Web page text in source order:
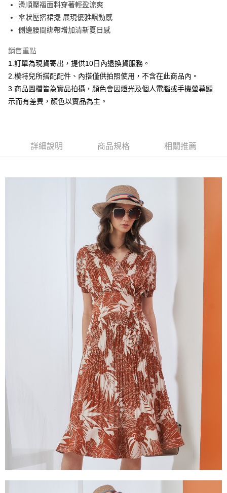
上海商業儲蓄銀行
國泰世華商業銀行
臺灣中小企業銀行
聯邦商業銀行
元大商業銀行
永豐商業銀行
台新國際商業銀行
中國信託商業銀行
台灣樂天信用卡公司
LINE Pay
Apple Pay
悠遊付
Google Pay
全盈+PAY
【大哥付你分期使用說明】
1.本服務由台灣大哥大提供，台灣大哥大用戶可立即使用無須另外申請。
成交易。
3.實際核准額度、可分期數及費用金額請依後續交易確認頁面所載為準。
4.訂單成立30分鐘內，如未前往確認交易或遇審核未通過，訂單將自動取
消。如遇「轉專審核」未通過狀況，表示未達大哥付你分期系統評分，恕無
1.分期款項不併入電信帳單，「大哥付你分期」於每月結算日後寄送繳費提
2.透過簡訊連結打開帳單後，可選擇「超商條碼／台灣大直營門市／銀行轉
帳／街口支付／iPASS MONEY」等通路繳費。
1.本服務係由「台灣大哥大股份有限公司」（以下簡稱本公司）所提供，讓
用戶於交易時，得透過本服務購買商品或服務，並由商店將買賣／分期付款
買賣價金債權讓與本公司後，依約使用本公司帳單繳交帳款。
2.基於同意付款使用「大哥付你分期」之契約關係目的，商店將以您的個人
資料（包含姓名、電話或地址）提供予台灣大哥大進項蒐集、處理及利用，
由本公司與您本人進行分期帳單所需資料之確認、核對及更正。
3.完整用戶服務條款，請詳閱以下連結：https://oppay.tw/userRule
AFTEE先享後付
１．簡單：不需註冊會員、不需綁卡、不需儲值。
２．便利：只要手機號碼，簡訊認證，即可結帳。
３．安心：先確認商品／服務後，再付款。
【「AFTEE先享後付」結帳流程】
１．於結帳方式選擇「AFTEE先享後付」後，將跳轉至「AFTEE先享後付」
結帳頁面，進行簡訊認證並確認金額後，即可完成結帳。
２．訂單成立數日內，您將收到繳費通知簡訊。
３．收到繳費通知簡訊後14天內，點擊此簡訊中的連結，可透過四大超商／
ATM／網路銀行／等多元方式進行付款，方視為交易完成。
※ 請注意：結帳手續完成當下不需立刻繳費，但若您需要取消訂單，請聯絡
購買商品的店家。未經商家同意取消之訂單仍視為有效，需透過AFTEE先享
※ 交易是否成功請以「AFTEE先享後付 」之結帳頁面顯示為準，若有關於
是否繳費成功／繳費後需取消欲退款等相關疑問，請聯繫「AFTEE先享後付
https://netprotections.freshdesk.com/support/home
１．透過由恩沛科技股份有限公司提供之「AFTEE先享後付」服務完成之交
易，需依本服務之必要範圍內提供個人資料，並將交易相關給付款項請求債
權轉讓予恩沛科技股份有限公司。
２．關於個人資料處理事宜，請瀏覽以下網址：
https://aftee.tw/terms/#terms3
３．未成年的使用者請事先徵得法定代理人或監護人之同意方可使用
「AFTEE先享後付」，若未經同意申辦者引起之損失，本公司不負相關責
４．使用「AFTEE先享後付」時，將依據個別帳號之用戶狀況，依本公司即
時審查核予不同之上限額度；若仍有額度不足之情形，本公司將視審查結果
請求用戶進行身份認證。
５．嚴禁一人註冊多個帳號或使用他人資訊註冊。若發現惡意使用之情形，
每筆NT$120，滿NT$2,000(含以上)免運費
每筆NT$120，滿NT$2,000(含以上)免運費
每筆NT$120，滿NT$2,000(含以上)免運費
滑順壓褶面料穿著輕盈涼爽
傘狀壓摺裙擺 展現優雅飄動感
側邊腰間綁帶增加清新夏日感
銷售重點
1.訂單為現貨寄出，提供10日內退換貨服務。
2.模特兒所搭配配件、內搭僅供拍照使用，不含在此商品內。
3.商品圖檔皆為實品拍攝，顏色會因燈光及個人電腦或手機螢幕顯
示而有差異，顏色以實品為主。
詳細說明 商品規格 相關推薦